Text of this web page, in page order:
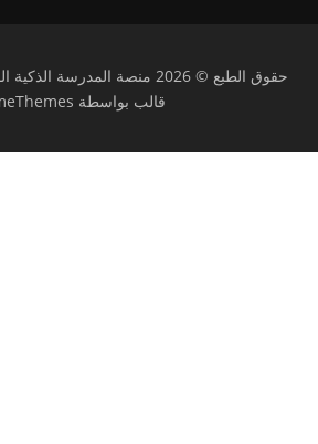
حقوق الطبع © 2026 منصة المدرسة الذكية الفلسطينية
قالب بواسطة FameThemes